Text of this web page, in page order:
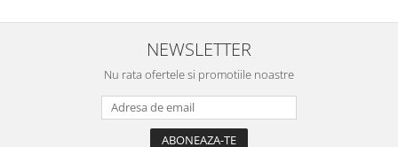
NEWSLETTER
Nu rata ofertele si promotiile noastre